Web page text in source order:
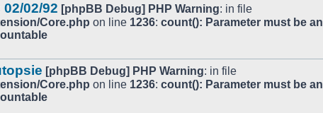
02/92 [phpBB Debug] PHP Warning: in file
Core.php on line 1236: count(): Parameter must be an
[phpBB Debug] PHP Warning: in file
Core.php on line 1236: count(): Parameter must be an